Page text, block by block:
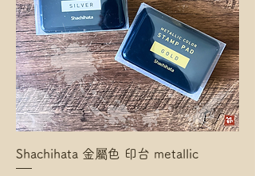
Shachihata 金屬色 印台 metallic